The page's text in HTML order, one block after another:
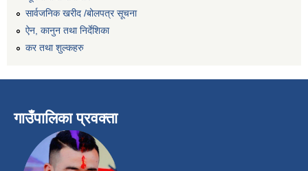
सार्वजनिक खरीद /बोलपत्र सूचना
ऐन, कानुन तथा निर्देशिका
कर तथा शुल्कहरु
गाउँपालिका प्रवक्ता